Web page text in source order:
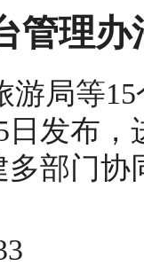
管理
游局等
日发布
部门